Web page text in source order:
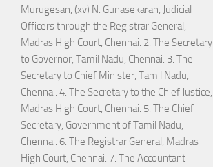
Murugesan, (xv) N. Gunasekaran, Judicial
Officers through the Registrar General,
Madras High Court, Chennai. 2. The Secretary
to Governor, Tamil Nadu, Chennai. 3. The
Secretary to Chief Minister, Tamil Nadu,
Chennai. 4. The Secretary to the Chief Justice,
Madras High Court, Chennai. 5. The Chief
Secretary, Government of Tamil Nadu,
Chennai. 6. The Registrar General, Madras
High Court, Chennai. 7. The Accountant